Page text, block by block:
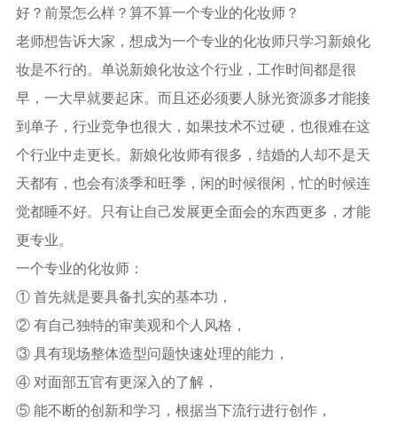
好？前景怎么样？算不算一个专业的化妆师？
老师想告诉大家，想成为一个专业的化妆师只学习新娘化
妆是不行的。单说新娘化妆这个行业，工作时间都是很
早，一大早就要起床。而且还必须要人脉光资源多才能接
到单子，行业竞争也很大，如果技术不过硬，也很难在这
个行业中走更长。新娘化妆师有很多，结婚的人却不是天
天都有，也会有淡季和旺季，闲的时候很闲，忙的时候连
觉都睡不好。只有让自己发展更全面会的东西更多，才能
更专业。
一个专业的化妆师：
① 首先就是要具备扎实的基本功，
② 有自己独特的审美观和个人风格，
③ 具有现场整体造型问题快速处理的能力，
④ 对面部五官有更深入的了解，
⑤ 能不断的创新和学习，根据当下流行进行创作，